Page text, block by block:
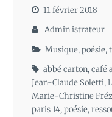
11 février 2018
Admin istrateur
Musique,poésie,
abbé carton,café
Jean-Claude Soletti,
Marie-Christine
paris 14,poésie,